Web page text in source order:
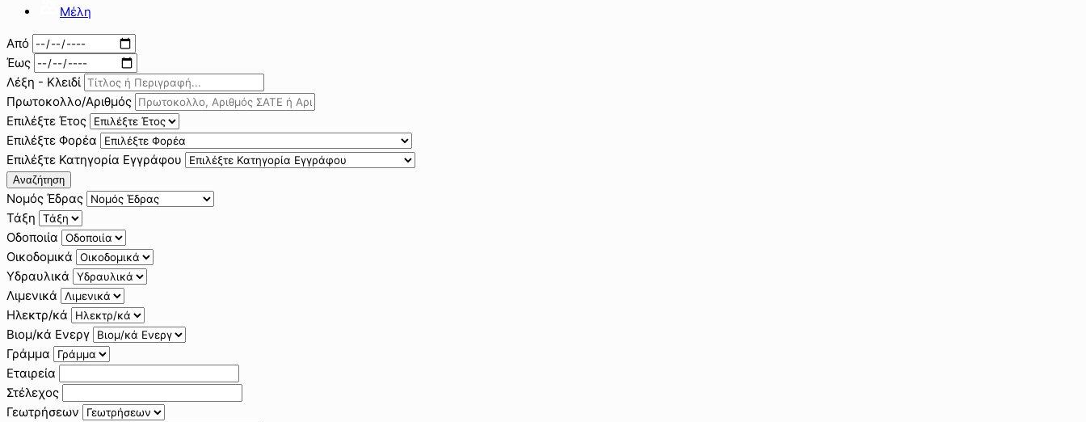
Μέλη
Από
Έως
Λέξη - Κλειδί
Πρωτοκολλο/Αριθμός
Επιλέξτε Έτος
Επιλέξτε Φορέα
Επιλέξτε Κατηγορία Εγγράφου
Αναζήτηση
Νομός Έδρας
Τάξη
Οδοποιία
Οικοδομικά
Υδραυλικά
Λιμενικά
Ηλεκτρ/κά
Βιομ/κά Ενεργ
Γράμμα
Εταιρεία
Στέλεχος
Γεωτρήσεων